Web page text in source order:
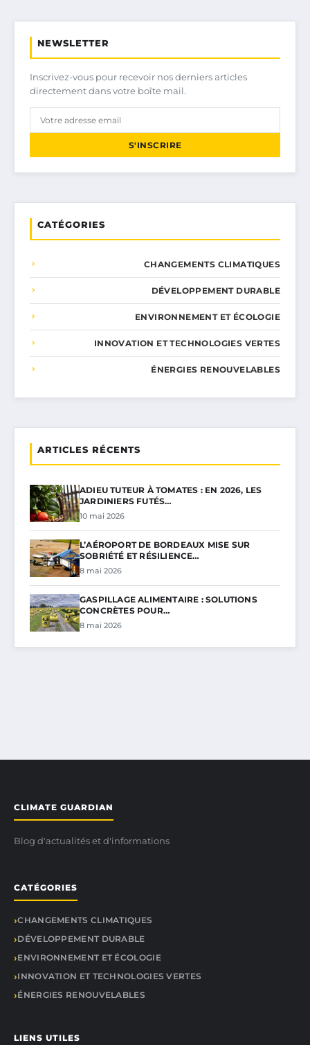
NEWSLETTER
Inscrivez-vous pour recevoir nos derniers articles
directement dans votre boîte mail.
S'INSCRIRE
CATÉGORIES
CHANGEMENTS CLIMATIQUES
DÉVELOPPEMENT DURABLE
ENVIRONNEMENT ET ÉCOLOGIE
INNOVATION ET TECHNOLOGIES VERTES
ÉNERGIES RENOUVELABLES
ARTICLES RÉCENTS
ADIEU TUTEUR À TOMATES : EN 2026, LES
JARDINIERS FUTÉS…
10 mai 2026
L’AÉROPORT DE BORDEAUX MISE SUR
SOBRIÉTÉ ET RÉSILIENCE…
8 mai 2026
GASPILLAGE ALIMENTAIRE : SOLUTIONS
CONCRÈTES POUR…
8 mai 2026
CLIMATE GUARDIAN
Blog d'actualités et d'informations
CATÉGORIES
CHANGEMENTS CLIMATIQUES
DÉVELOPPEMENT DURABLE
ENVIRONNEMENT ET ÉCOLOGIE
INNOVATION ET TECHNOLOGIES VERTES
ÉNERGIES RENOUVELABLES
LIENS UTILES